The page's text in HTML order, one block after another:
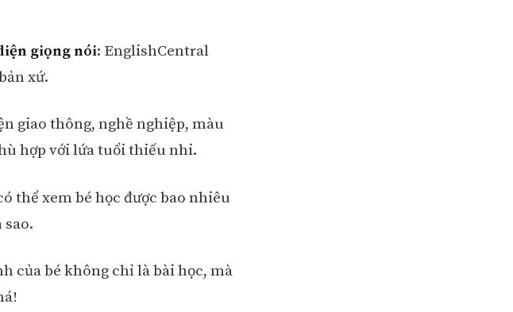
giọng nói: EnglishCentral
xứ.
giao thông, nghề nghiệp, màu
hợp với lứa tuổi thiếu nhi.
thể xem bé học được bao nhiêu
của bé không chỉ là bài học, mà